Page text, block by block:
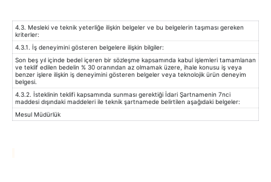
4.3. Mesleki ve teknik yeterliğe ilişkin belgeler ve bu belgelerin taşıması gereken
kriterler:
4.3.1. İş deneyimini gösteren belgelere ilişkin bilgiler:
Son beş yıl içinde bedel içeren bir sözleşme kapsamında kabul işlemleri tamamlanan
ve teklif edilen bedelin % 30 oranından az olmamak üzere, ihale konusu iş veya
benzer işlere ilişkin iş deneyimini gösteren belgeler veya teknolojik ürün deneyim
belgesi.
4.3.2. İsteklinin teklifi kapsamında sunması gerektiği İdari Şartnamenin 7nci
maddesi dışındaki maddeleri ile teknik şartnamede belirtilen aşağıdaki belgeler:
Mesul Müdürlük